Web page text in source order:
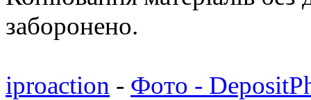
заборонено.
iproaction - Фото -